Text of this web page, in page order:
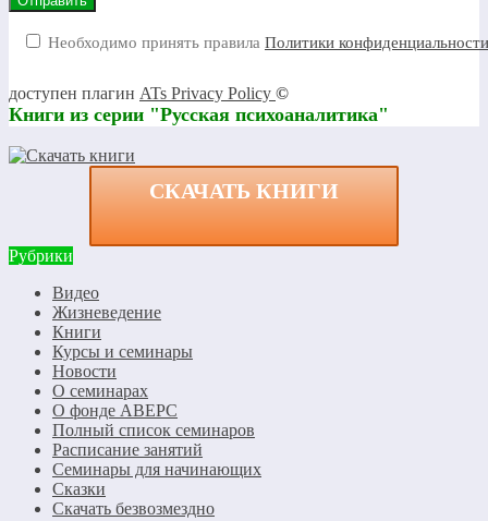
Необходимо принять правила Политики конфиденциальности
доступен плагин ATs Privacy Policy ©
Книги из серии "Русская психоаналитика"
СКАЧАТЬ КНИГИ
Рубрики
Видео
Жизневедение
Книги
Курсы и семинары
Новости
О семинарах
О фонде АВЕРС
Полный список семинаров
Расписание занятий
Семинары для начинающих
Сказки
Скачать безвозмездно